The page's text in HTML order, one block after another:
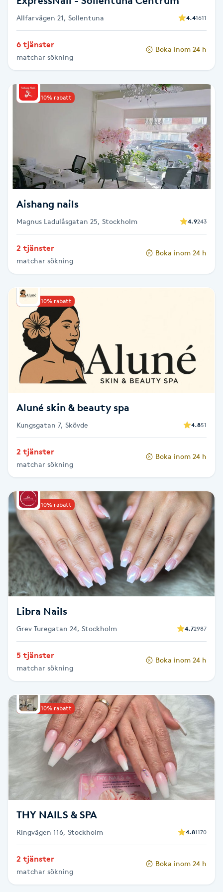
Föning
Gel naglar
Gellack
Gellack med förstärkning
Gravidmassage
Gravidyoga
Gruppträning
Gua Sha-massage
Headspa
Healing
Herrklippning
HIFU
Hollywood Peel
Hot Stone Massage
Hot yoga
Hudföryngring
Huduppstramning
Hudvård
Hyaluronsyra
Hårbottenbehandling
Hårförlängning
Hårvård
Hälsa
Hälsprickor
Idrottsmassage
IPL
Allfarvägen 21, Sollentuna 4.41611
6 tjänster
matchar sökning
Boka inom 24 h
Upp till 10% rabatt
Aishang nails
Magnus Ladulåsgatan 25, Stockholm 4.9243
2 tjänster
matchar sökning
Boka inom 24 h
Upp till 10% rabatt
Aluné skin & beauty spa
Kungsgatan 7, Skövde 4.851
2 tjänster
matchar sökning
Boka inom 24 h
Upp till 10% rabatt
Libra Nails
Grev Turegatan 24, Stockholm 4.72987
5 tjänster
matchar sökning
Boka inom 24 h
Upp till 10% rabatt
THY NAILS & SPA
Ringvägen 116, Stockholm 4.81170
2 tjänster
matchar sökning
Boka inom 24 h